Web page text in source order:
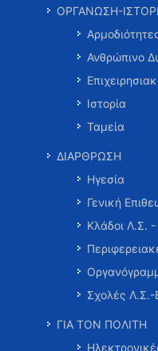
ΟΡΓΑΝΩΣΗ-
Ανθρώπινο
Ιστορία
Ταμεία
ΔΙΑΡΘΡΩΣΗ
Ηγεσία
Γενική
Κλάδοι Λ.Σ.
Σχολές
ΓΙΑ ΤΟΝ ΠΟΛΙΤΗ